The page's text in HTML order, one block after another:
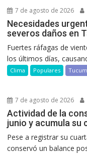
7 de agosto de 2026
Necesidades
severos daños en
Fuertes ráfagas de
los últimos días,
Clima Populares
7 de agosto de 2026
Actividad de la
junio y acumula su
Pese a registrar su
conservó un balance